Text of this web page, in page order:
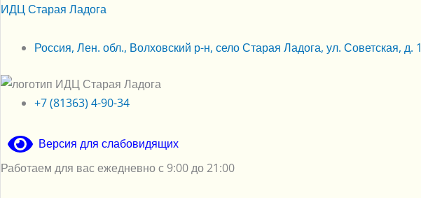
Перейти
содержимому
ИДЦ Старая Ладога
Россия, Лен. обл., Волховский р-н, село Старая Ладога, ул. Советская, д. 1
+7 (81363) 4-90-34
Версия для слабовидящих
Работаем для вас ежедневно с 9:00 до 21:00
Меню
Меню